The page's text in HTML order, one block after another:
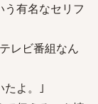
う有名なセリフ
レビ番組なん
たよ。｣